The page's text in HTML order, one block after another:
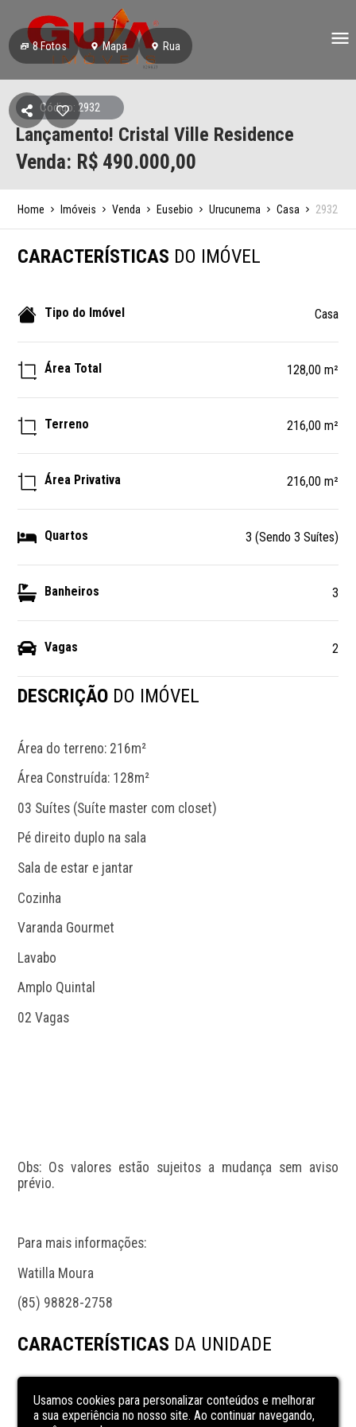
8Fotos Mapa Rua
Código: 2932
Lançamento! Cristal Ville Residence
Venda: R$ 490.000,00
Home Imóveis Venda Eusebio Urucunema Casa 2932
CARACTERÍSTICAS DO IMÓVEL
Tipo do Imóvel Casa
Área Total 128,00 m²
Terreno 216,00 m²
Área Privativa 216,00 m²
Quartos 3 (Sendo 3 Suítes)
Banheiros 3
Vagas 2
DESCRIÇÃO DO IMÓVEL
Área do terreno: 216m²
Área Construída: 128m²
03 Suítes (Suíte master com closet)
Pé direito duplo na sala
Sala de estar e jantar
Cozinha
Varanda Gourmet
Lavabo
Amplo Quintal
02 Vagas
Obs: Os valores estão sujeitos a mudança sem aviso
prévio.
Para mais informações:
Watilla Moura
(85) 98828-2758
CARACTERÍSTICAS DA UNIDADE
Cozinha
Usamos cookies para personalizar conteúdos e melhorar
a sua experiência no nosso site. Ao continuar navegando,